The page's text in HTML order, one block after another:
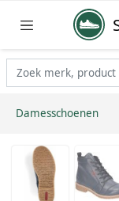
Damesschoenen